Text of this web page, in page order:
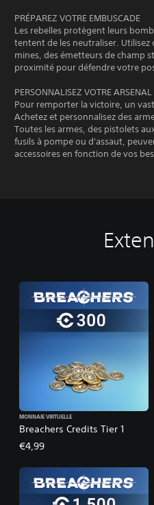
PRÉPAREZ VOTRE EMBUSCADE
Les rebelles protègent leurs
tentent de les neutraliser.
mines, des émetteurs de champ
proximité pour défendre votre
PERSONNALISEZ VOTRE
Pour remporter la victoire, un
Achetez et personnalisez des
Toutes les armes, des pistolets
fusils à pompe ou d'assaut,
accessoires en fonction de vos
Breachers Credits Tier 1
MONNAIE VIRTUELLE
€4,99